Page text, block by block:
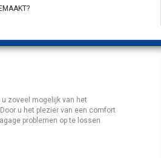
zoveel mogelijk van het
u het plezier van een comfort
problemen op te lossen.